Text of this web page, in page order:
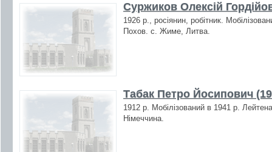
Суржиков Олексій
1926 р., росіянин, робітник.
Похов. с. Жиме, Литва.
Табак Петро Йосипович
1912 р. Мобілізований в 1941 р.
Німеччина.